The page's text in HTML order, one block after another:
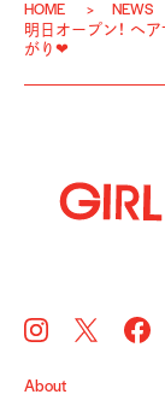
HOME
NEWS
明日オープン！ ヘ
がり❤︎
About